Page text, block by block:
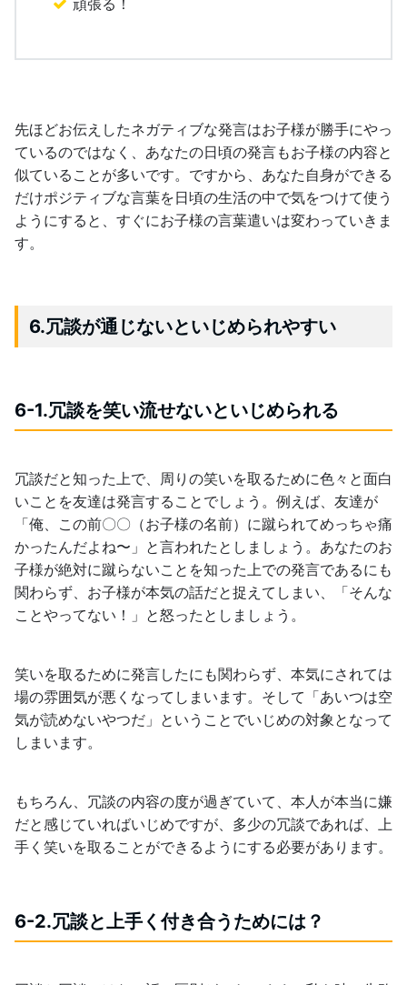
先ほどお伝えしたネガティブな発言はお子様が勝手にやっ
ているのではなく、あなたの日頃の発言もお子様の内容と
似ていることが多いです。ですから、あなた自身ができる
だけポジティブな言葉を日頃の生活の中で気をつけて使う
ようにすると、すぐにお子様の言葉遣いは変わっていきま
す。
6.冗談が通じないといじめられやすい
6-1.冗談を笑い流せないといじめられる
冗談だと知った上で、周りの笑いを取るために色々と面白
いことを友達は発言することでしょう。例えば、友達が
「俺、この前〇〇（お子様の名前）に蹴られてめっちゃ痛
かったんだよね〜」と言われたとしましょう。あなたのお
子様が絶対に蹴らないことを知った上での発言であるにも
関わらず、お子様が本気の話だと捉えてしまい、「そんな
ことやってない！」と怒ったとしましょう。
笑いを取るために発言したにも関わらず、本気にされては
場の雰囲気が悪くなってしまいます。そして「あいつは空
気が読めないやつだ」ということでいじめの対象となって
しまいます。
もちろん、冗談の内容の度が過ぎていて、本人が本当に嫌
だと感じていればいじめですが、多少の冗談であれば、上
手く笑いを取ることができるようにする必要があります。
6-2.冗談と上手く付き合うためには？